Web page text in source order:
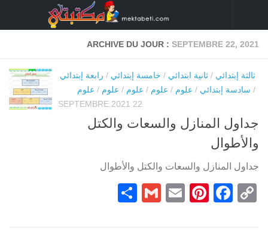
Skip to content
ARCHIVE DU JOUR : SEPTEMBRE 22, 2021
ثالثة إبتدائي / ثانية ابتدائي / خامسة إبتدائي / رابعة إبتدائي
/ سادسة إبتدائي / علوم / علوم / علوم / علوم / علوم
22 SEPTEMBRE 2021
جداول المنازل والسعات والكتل
والأطوال
جداول المنازل والسعات والكتل والأطوال
Copy
Facebook
Pinterest
Email
Gmail